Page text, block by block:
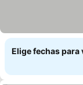
Elige fechas